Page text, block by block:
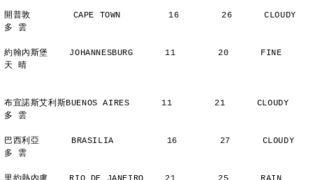
開普敦        CAPE TOWN         16        26      CLOUDY
多 雲
約翰內斯堡    JOHANNESBURG      11        20      FINE
天 晴
布宜諾斯艾利斯BUENOS AIRES      11        21      CLOUDY
多 雲
巴西利亞      BRASILIA          16        27      CLOUDY
多 雲